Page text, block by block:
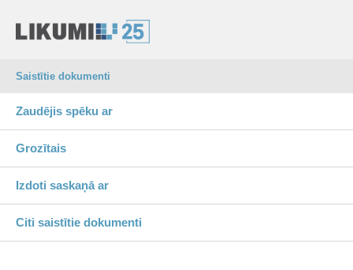
Saistītie dokumenti
Zaudējis spēku ar
Grozītais
Izdoti saskaņā ar
Citi saistītie dokumenti